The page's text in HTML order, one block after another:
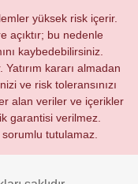
yüksek risk içerir.
açıktır; bu nedenle
kaybedebilirsiniz.
Yatırım kararı almadan
ve risk toleransınızı
alan veriler ve içerikler
garantisi verilmez.
tutulamaz.